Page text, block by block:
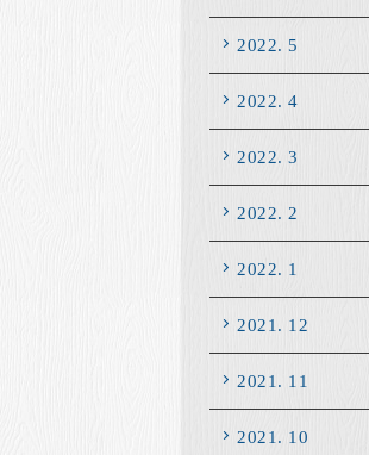
2022. 5
2022. 4
2022. 3
2022. 2
2022. 1
2021. 12
2021. 11
2021. 10